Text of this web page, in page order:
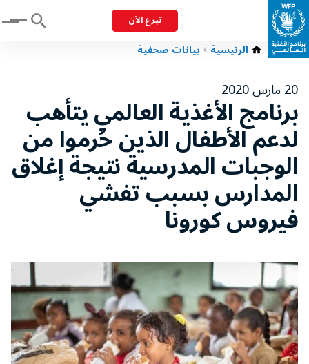
تبرع الآن Menu
الرئيسية بيانات صحفية
20 مارس 2020
برنامج الأغذية العالمي يتأهب
لدعم الأطفال الذين حُرموا من
الوجبات المدرسية نتيجة إغلاق
المدارس بسبب تفشي
فيروس كورونا